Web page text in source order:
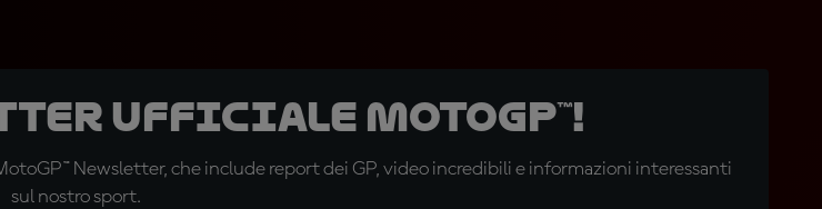
ufficiale MotoGP™!
Newsletter, che include report dei GP, video incredibili e informazioni interessanti
sul nostro sport.